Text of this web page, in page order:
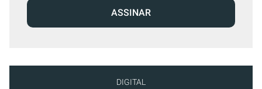
ASSINAR
DIGITAL